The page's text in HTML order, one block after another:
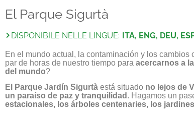
El Parque Sigurtà
DISPONIBILE NELLE LINGUE: ITA, ENG, DEU,
En el mundo actual, la contaminación y los
par de horas de nuestro tiempo para acercarnos a
del mundo?
El Parque Jardín Sigurtà está situado no lejos de
un paraíso de paz y tranquilidad . Hagamos un
estacionales, los árboles centenaries, los